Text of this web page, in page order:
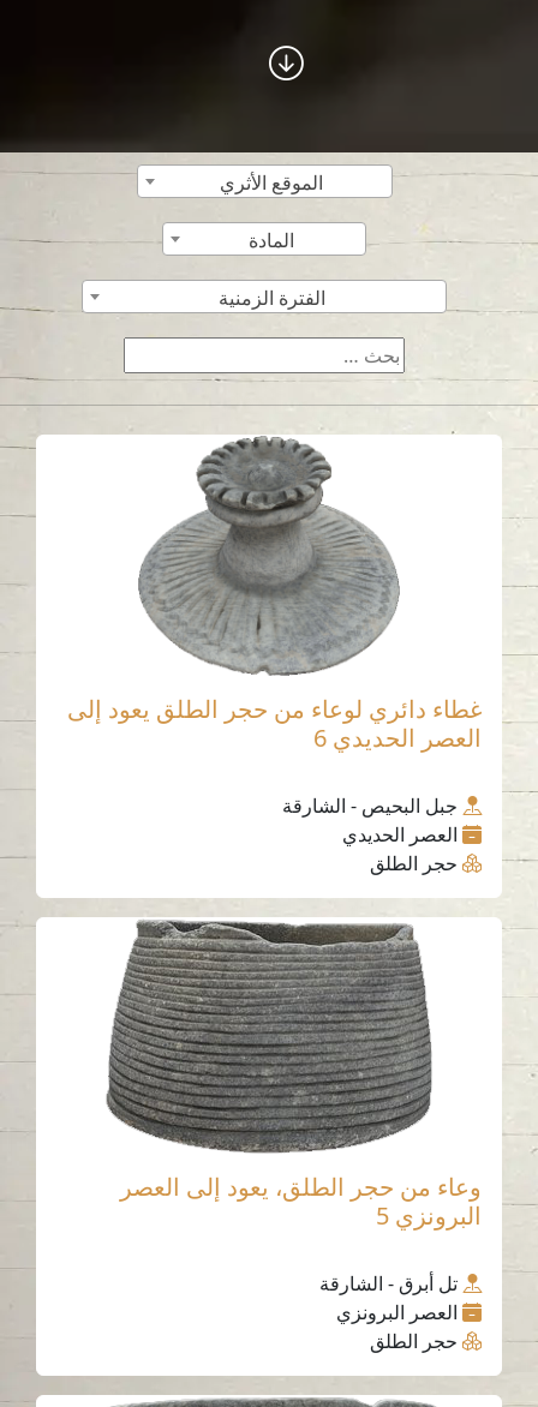
الموقع الأثري
المادة
الفترة الزمنية
غطاء دائري لوعاء من حجر الطلق يعود إلى
العصر الحديدي 6
جبل البحيص - الشارقة
العصر الحديدي
حجر الطلق
وعاء من حجر الطلق، يعود إلى العصر
البرونزي 5
تل أبرق - الشارقة
العصر البرونزي
حجر الطلق